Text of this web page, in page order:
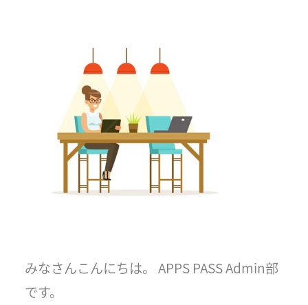
みなさんこんにちは。 APPS PASS Admin部
です。